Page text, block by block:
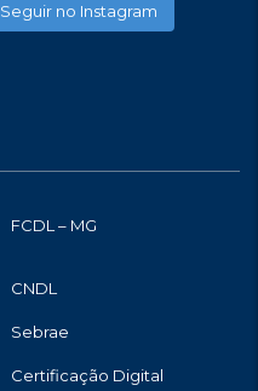
Seguir no Instagram
FCDL – MG
CNDL
Sebrae
Certificação Digital